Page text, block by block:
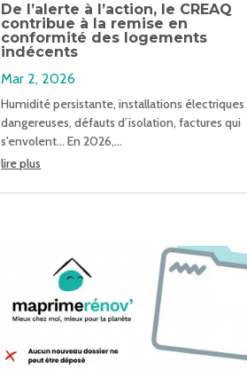
De l’alerte à l’action, le CREAQ
contribue à la remise en
conformité des logements
indécents
Mar 2, 2026
Humidité persistante, installations électriques
dangereuses, défauts d’isolation, factures qui
s'envolent... En 2026,...
lire plus